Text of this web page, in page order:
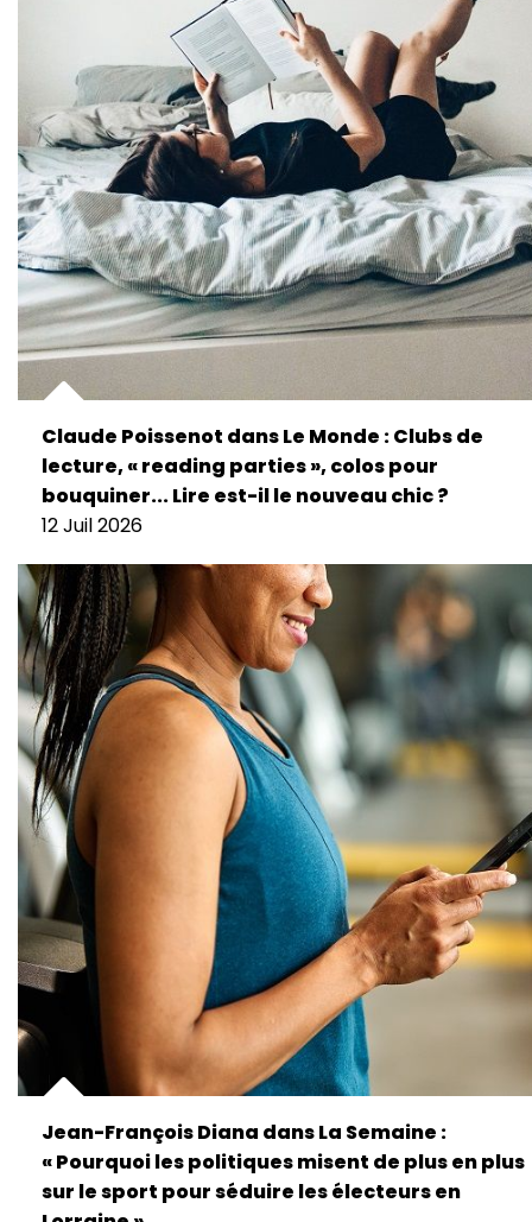
Claude Poissenot dans Le Monde : Clubs de
lecture, « reading parties », colos pour
bouquiner... Lire est-il le nouveau chic ?
12 Juil 2026
Jean-François Diana dans La Semaine :
« Pourquoi les politiques misent de plus en plus
sur le sport pour séduire les électeurs en